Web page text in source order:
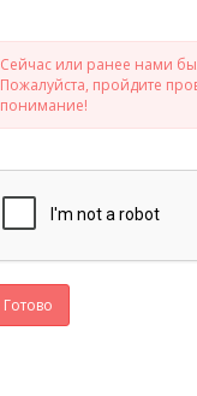
Сейчас или ранее нами
Пожалуйста, пройдите
понимание!
Готово